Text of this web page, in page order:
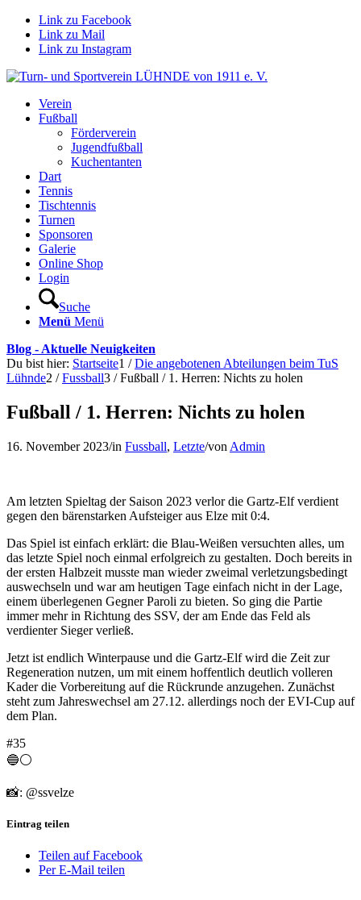
Link zu Facebook
Link zu Mail
Link zu Instagram
Verein
Fußball
Förderverein
Jugendfußball
Kuchentanten
Dart
Tennis
Tischtennis
Turnen
Sponsoren
Galerie
Online Shop
Login
Suche
Menü Menü
Blog - Aktuelle Neuigkeiten
Du bist hier: Startseite1 / Die angebotenen Abteilungen beim TuS
Lühnde2 / Fussball3 / Fußball / 1. Herren: Nichts zu holen
Fußball / 1. Herren: Nichts zu holen
16. November 2023/in Fussball, Letzte/von Admin
Am letzten Spieltag der Saison 2023 verlor die Gartz-Elf verdient
gegen den bärenstarken Aufsteiger aus Elze mit 0:4.
Das Spiel ist einfach erklärt: die Blau-Weißen versuchten alles, um
das letzte Spiel noch einmal erfolgreich zu gestalten. Doch bereits in
der ersten Halbzeit musste man wieder zweimal verletzungsbedingt
auswechseln und war am heutigen Tage einfach nicht in der Lage,
einem überlegenen Gegner Paroli zu bieten. So ging die Partie
immer mehr in Richtung des SSV, der am Ende das Feld als
verdienter Sieger verließ.
Jetzt ist endlich Winterpause und die Gartz-Elf wird die Zeit zur
Regeneration nutzen, um mit einem hoffentlich deutlich volleren
Kader die Vorbereitung auf die Rückrunde anzugehen. Zunächst
steht zum Jahreswechsel am 27.12. allerdings noch der EVI-Cup auf
dem Plan.
#35
🔵⚪️
📸: @ssvelze
Eintrag teilen
Teilen auf Facebook
Per E-Mail teilen